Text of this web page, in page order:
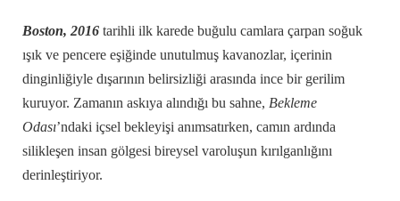
Boston, 2016 tarihli ilk karede buğulu camlara çarpan soğuk
ışık ve pencere eşiğinde unutulmuş kavanozlar, içerinin
dinginliğiyle dışarının belirsizliği arasında ince bir gerilim
kuruyor. Zamanın askıya alındığı bu sahne, Bekleme
Odası’ndaki içsel bekleyişi anımsatırken, camın ardında
silikleşen insan gölgesi bireysel varoluşun kırılganlığını
derinleştiriyor.